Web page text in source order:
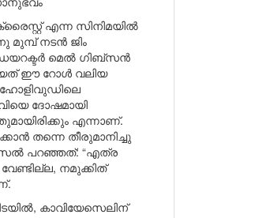
എന്ന സിനിമയിൽ
മുമ്പ് നടൻ ജിം
മെൽ ഗിബ്സൻ
ഈ റോൾ വലിയ
ദോഷമായി
എന്നാണ്.
തന്നെ തീരുമാനിച്ചു
പറഞ്ഞത്: “എത്ര
നമുക്കിത്
കാവിയേസെലിന്